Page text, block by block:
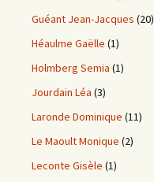
Guéant Jean-Jacques (20)
Héaulme Gaëlle (1)
Holmberg Semia (1)
Jourdain Léa (3)
Laronde Dominique (11)
Le Maoult Monique (2)
Leconte Gisèle (1)